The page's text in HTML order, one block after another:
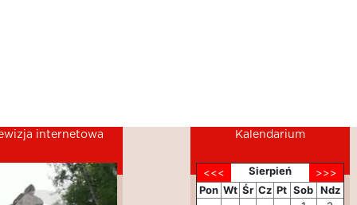
internetowa Kalendarium
Sierpień
Pon Wt Śr Cz Pt Sob Ndz